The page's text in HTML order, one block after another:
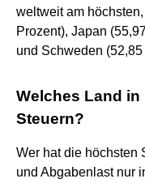
weltweit am
Prozent), Japan
und Schweden (52,85
Welches Land
Steuern?
Wer hat die höchsten
und Abgabenlast nur